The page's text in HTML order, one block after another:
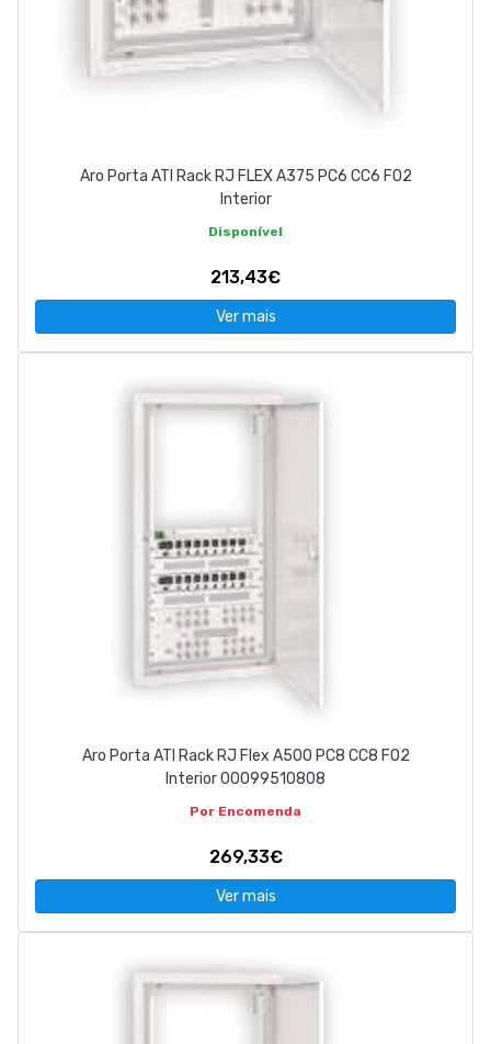
Aro Porta ATI Rack RJ FLEX A375 PC6 CC6 FO2
Interior
Disponível
213,43€
Ver mais
Aro Porta ATI Rack RJ Flex A500 PC8 CC8 FO2
Interior 00099510808
Por Encomenda
269,33€
Ver mais